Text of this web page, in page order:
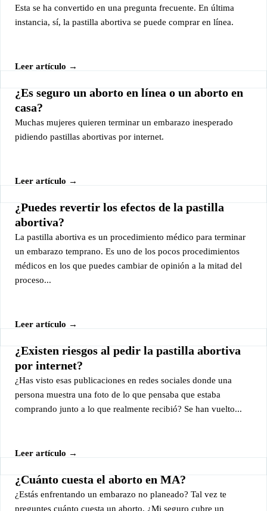
Esta se ha convertido en una pregunta frecuente. En última
instancia, sí, la pastilla abortiva se puede comprar en línea.
Leer artículo →
¿Es seguro un aborto en línea o un aborto en
casa?
Muchas mujeres quieren terminar un embarazo inesperado
pidiendo pastillas abortivas por internet.
Leer artículo →
¿Puedes revertir los efectos de la pastilla
abortiva?
La pastilla abortiva es un procedimiento médico para terminar
un embarazo temprano. Es uno de los pocos procedimientos
médicos en los que puedes cambiar de opinión a la mitad del
proceso...
Leer artículo →
¿Existen riesgos al pedir la pastilla abortiva
por internet?
¿Has visto esas publicaciones en redes sociales donde una
persona muestra una foto de lo que pensaba que estaba
comprando junto a lo que realmente recibió? Se han vuelto...
Leer artículo →
¿Cuánto cuesta el aborto en MA?
¿Estás enfrentando un embarazo no planeado? Tal vez te
preguntes cuánto cuesta un aborto. ¿Mi seguro cubre un